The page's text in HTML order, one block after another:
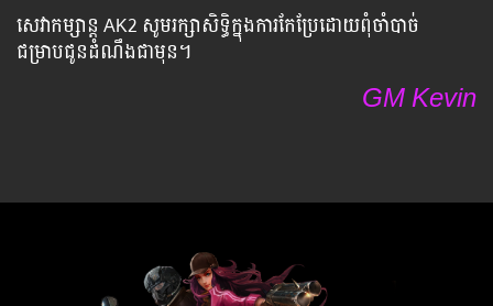
សេវាកម្សាន្ត AK2 សូមរក្សាសិទ្ធិក្នុងការកែប្រែដោយពុំចាំបាច់
ជម្រាបជូនដំណឹងជាមុន។
GM Kevin